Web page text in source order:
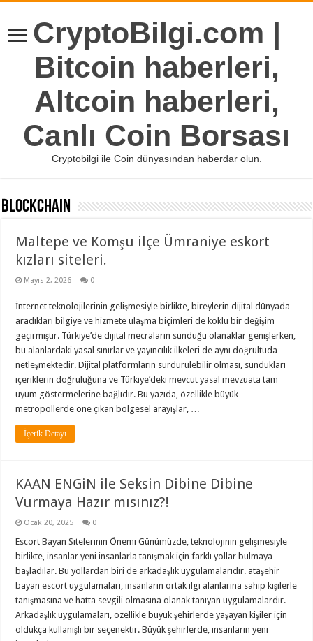
CryptoBilgi.com |
Bitcoin haberleri,
Altcoin haberleri,
Canlı Coin Borsası
Cryptobilgi ile Coin dünyasından haberdar olun.
BlockChain
Maltepe ve Komşu ilçe Ümraniye eskort
kızları siteleri.
Mayıs 2, 2026 0
İnternet teknolojilerinin gelişmesiyle birlikte, bireylerin dijital dünyada
aradıkları bilgiye ve hizmete ulaşma biçimleri de köklü bir değişim
geçirmiştir. Türkiye’de dijital mecraların sunduğu olanaklar genişlerken,
bu alanlardaki yasal sınırlar ve yayıncılık ilkeleri de aynı doğrultuda
netleşmektedir. Dijital platformların sürdürülebilir olması, sundukları
içeriklerin doğruluğuna ve Türkiye’deki mevcut yasal mevzuata tam
uyum göstermelerine bağlıdır. Bu yazıda, özellikle büyük
metropollerde öne çıkan bölgesel arayışlar, …
İçerik Detayı
KAAN ENGiN ile Seksin Dibine Dibine
Vurmaya Hazır mısınız?!
Ocak 20, 2025 0
Escort Bayan Sitelerinin Önemi Günümüzde, teknolojinin gelişmesiyle
birlikte, insanlar yeni insanlarla tanışmak için farklı yollar bulmaya
başladılar. Bu yollardan biri de arkadaşlık uygulamalarıdır. ataşehir
bayan escort uygulamaları, insanların ortak ilgi alanlarına sahip kişilerle
tanışmasına ve hatta sevgili olmasına olanak tanıyan uygulamalardır.
Arkadaşlık uygulamaları, özellikle büyük şehirlerde yaşayan kişiler için
oldukça kullanışlı bir seçenektir. Büyük şehirlerde, insanların yeni